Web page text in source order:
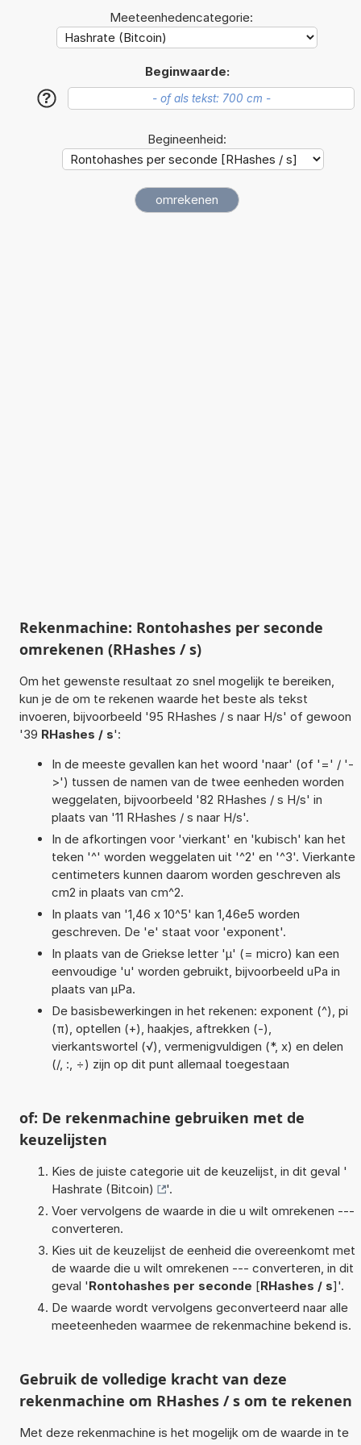
Meeteenhedencategorie:
Beginwaarde:
?
Begineenheid:
Rekenmachine: Rontohashes per seconde
omrekenen (RHashes / s)
Om het gewenste resultaat zo snel mogelijk te bereiken,
kun je de om te rekenen waarde het beste als tekst
invoeren, bijvoorbeeld '95 RHashes / s naar H/s' of gewoon
'39 RHashes / s':
In de meeste gevallen kan het woord 'naar' (of '=' / '-
>') tussen de namen van de twee eenheden worden
weggelaten, bijvoorbeeld '82 RHashes / s H/s' in
plaats van '11 RHashes / s naar H/s'.
In de afkortingen voor 'vierkant' en 'kubisch' kan het
teken '^' worden weggelaten uit '^2' en '^3'. Vierkante
centimeters kunnen daarom worden geschreven als
cm2 in plaats van cm^2.
In plaats van '1,46 x 10^5' kan 1,46e5 worden
geschreven. De 'e' staat voor 'exponent'.
In plaats van de Griekse letter 'µ' (= micro) kan een
eenvoudige 'u' worden gebruikt, bijvoorbeeld uPa in
plaats van µPa.
De basisbewerkingen in het rekenen: exponent (^), pi
(π), optellen (+), haakjes, aftrekken (-),
vierkantswortel (√), vermenigvuldigen (*, x) en delen
(/, :, ÷) zijn op dit punt allemaal toegestaan
of: De rekenmachine gebruiken met de
keuzelijsten
Kies de juiste categorie uit de keuzelijst, in dit geval '
Hashrate (Bitcoin)
'.
Voer vervolgens de waarde in die u wilt omrekenen ---
converteren.
Kies uit de keuzelijst de eenheid die overeenkomt met
de waarde die u wilt omrekenen --- converteren, in dit
geval 'Rontohashes per seconde [RHashes / s]'.
De waarde wordt vervolgens geconverteerd naar alle
meeteenheden waarmee de rekenmachine bekend is.
Gebruik de volledige kracht van deze
rekenmachine om RHashes / s om te rekenen
Met deze rekenmachine is het mogelijk om de waarde in te